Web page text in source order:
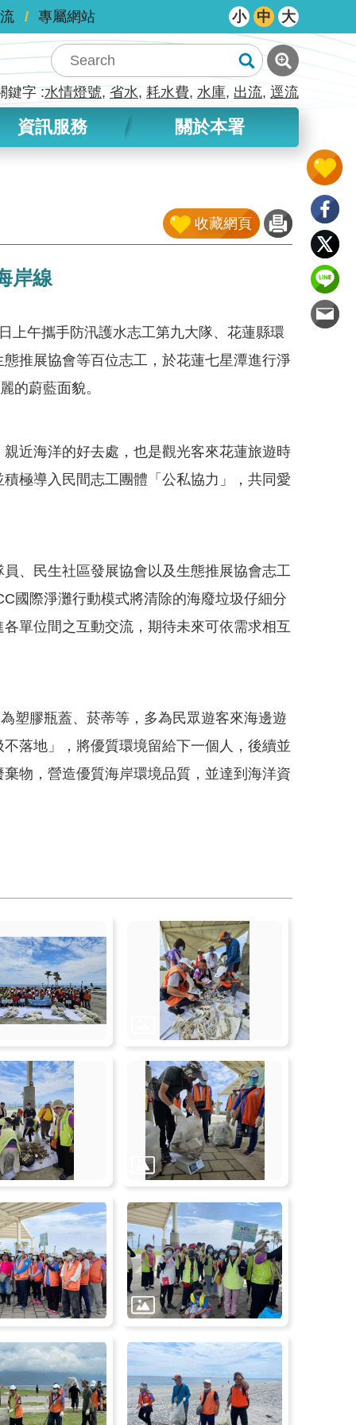
專屬網站 小 中 大
鍵字 水情燈號 省水 耗水費 水庫 出流 逕流
資訊服務 關於本署
收藏網頁
岸線
午攜手防汛護水志工第九大隊、花蓮縣環
推展協會等百位志工，於花蓮七星潭進行淨
的蔚藍面貌。
海洋的好去處，也是觀光客來花蓮旅遊時
極導入民間志工團體「公私協力」，共同愛
民生社區發展協會以及生態推展協會志工
國際淨灘行動模式將清除的海廢垃圾仔細分
單位間之互動交流，期待未來可依需求相互
膠瓶蓋、菸蒂等，多為民眾遊客來海邊遊
落地」，將優質環境留給下一個人，後續並
物，營造優質海岸環境品質，並達到海洋資